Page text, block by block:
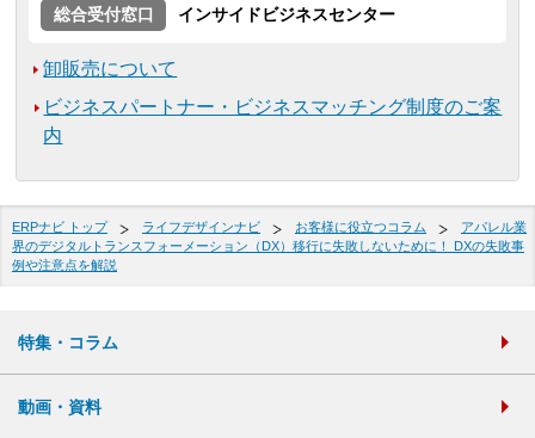
総合受付窓口
インサイドビジネスセンター
卸販売について
ビジネスパートナー・ビジネスマッチング制度のご案
内
ERPナビ トップ ライフデザインナビ お客様に役立つコラム
アパレル業
界のデジタルトランスフォーメーション（DX）移行に失敗しないために！ DXの失敗事
例や注意点を解説
特集・コラム
動画・資料